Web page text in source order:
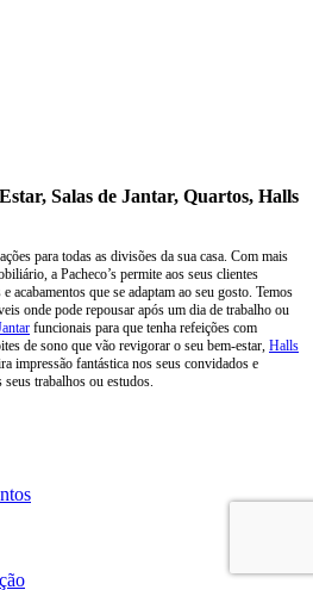
Salas de Jantar, Quartos, Halls
para todas as divisões da sua casa. Com mais
a Pacheco’s permite aos seus clientes
acabamentos que se adaptam ao seu gosto. Temos
onde pode repousar após um dia de trabalho ou
funcionais para que tenha refeições com
de sono que vão revigorar o seu bem-estar, Halls
impressão fantástica nos seus convidados e
trabalhos ou estudos.